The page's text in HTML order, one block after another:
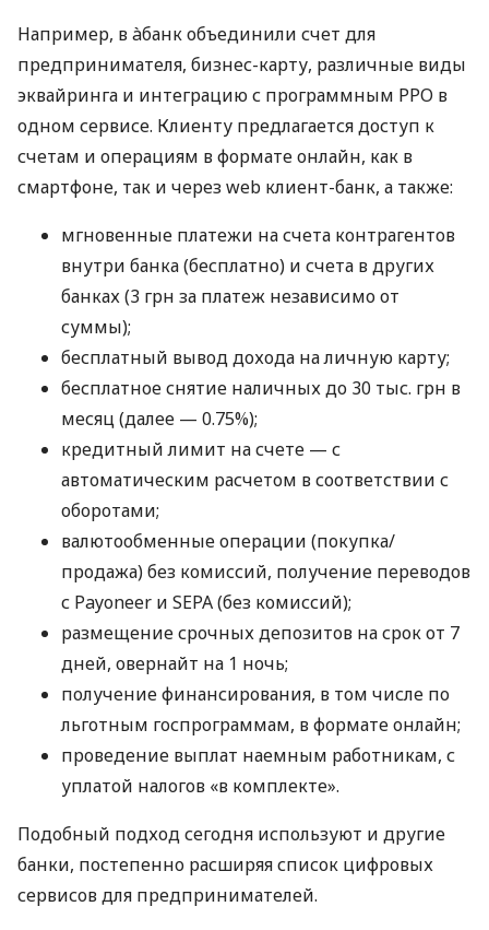
Например, в àбанк объединили счет для
предпринимателя, бизнес-карту, различные виды
эквайринга и интеграцию с программным РРО в
одном сервисе. Клиенту предлагается доступ к
счетам и операциям в формате онлайн, как в
смартфоне, так и через web клиент-банк, а также:
мгновенные платежи на счета контрагентов
внутри банка (бесплатно) и счета в других
банках (3 грн за платеж независимо от
суммы);
бесплатный вывод дохода на личную карту;
бесплатное снятие наличных до 30 тыс. грн в
месяц (далее — 0.75%);
кредитный лимит на счете — с
автоматическим расчетом в соответствии с
оборотами;
валютообменные операции (покупка/
продажа) без комиссий, получение переводов
с Payoneer и SEPA (без комиссий);
размещение срочных депозитов на срок от 7
дней, овернайт на 1 ночь;
получение финансирования, в том числе по
льготным госпрограммам, в формате онлайн;
проведение выплат наемным работникам, с
уплатой налогов «в комплекте».
Подобный подход сегодня используют и другие
банки, постепенно расширяя список цифровых
сервисов для предпринимателей.